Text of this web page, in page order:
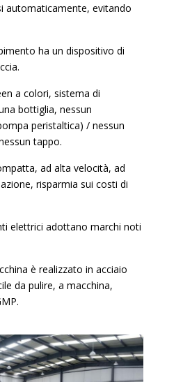
automaticamente, evitando
ha un dispositivo di
a colori, sistema di
bottiglia, nessun
peristaltica) / nessun
tappo.
ad alta velocità, ad
risparmia sui costi di
elettrici adottano marchi noti
è realizzato in acciaio
da pulire, a macchina,